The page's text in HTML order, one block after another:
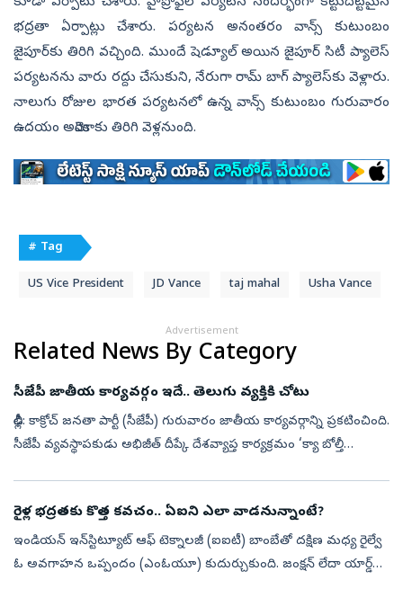
భద్రతా ఏర్పాట్లు చేశారు. పర్యటన అనంతరం వాన్స్‌ కుటుంబం
జైపూర్‌కు తిరిగి వచ్చింది. ముందే షెడ్యూల్‌ అయిన జైపూర్‌ సిటీ ప్యాలెస్‌
పర్యటనను వారు రద్దు చేసుకుని, నేరుగా రామ్‌ బాగ్‌ ప్యాలెస్‌కు వెళ్లారు.
నాలుగు రోజుల భారత పర్యటనలో ఉన్న వాన్స్‌ కుటుంబం గురువారం
ఉదయం అమెరికాకు తిరిగి వెళ్లనుంది.
# Tag
US Vice President JD Vance taj mahal Usha Vance
Advertisement
Related News By Category
సీజేపీ జాతీయ కార్యవర్గం ఇదే.. తెలుగు వ్యక్తికి చోటు
ఢిల్లీ: కాక్రోచ్ జనతా పార్టీ (సీజేపీ) గురువారం జాతీయ కార్యవర్గాన్ని ప్రకటించింది.
సీజేపీ వ్యవస్థాపకుడు అభిజీత్ దీప్కే దేశవ్యాప్త కార్యక్రమం ‘క్యా బోల్తీ
రైళ్ల భద్రతకు కొత్త కవచం.. ఏఐని ఎలా వాడనున్నాంటే?
ఇండియన్ ఇన్‌స్టిట్యూట్ ఆఫ్ టెక్నాలజీ (ఐఐటీ) బాంబేతో దక్షిణ మధ్య రైల్వే
ఓ అవగాహన ఒప్పందం (ఎంఓయూ) కుదుర్చుకుంది. జంక్షన్ లేదా యార్డ్